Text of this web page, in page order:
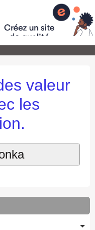
valeur
les